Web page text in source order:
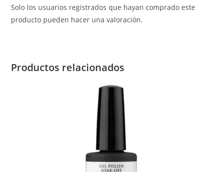
Solo los usuarios registrados que hayan comprado este
producto pueden hacer una valoración.
Productos relacionados